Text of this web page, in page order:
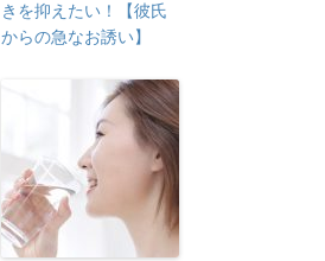
きを抑えたい！【彼氏
からの急なお誘い】